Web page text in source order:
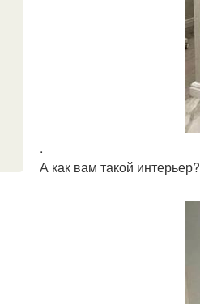
.
А как вам такой интерьер?